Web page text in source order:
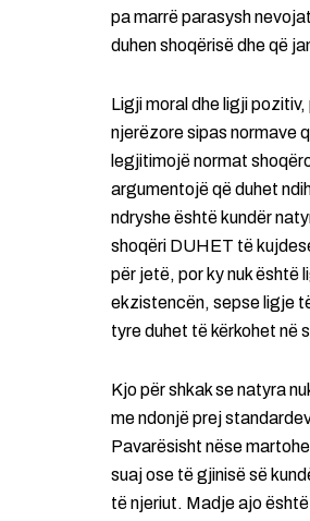
pa marrë parasysh
duhen shoqërisë dhe që
Ligji moral dhe ligji
njerëzore sipas normave
legjitimojë normat
argumentojë që duhet
ndryshe është kundër
shoqëri DUHET të
për jetë, por ky nuk është
ekzistencën, sepse ligje
tyre duhet të kërkohet në
Kjo për shkak se natyra
me ndonjë prej
Pavarësisht nëse
suaj ose të gjinisë së
të njeriut. Madje ajo